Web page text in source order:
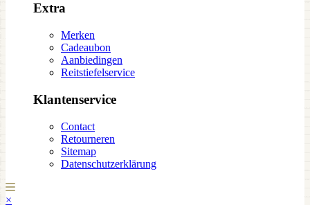
Extra
Merken
Cadeaubon
Aanbiedingen
Reitstiefelservice
Klantenservice
Contact
Retourneren
Sitemap
Datenschutzerklärung
×